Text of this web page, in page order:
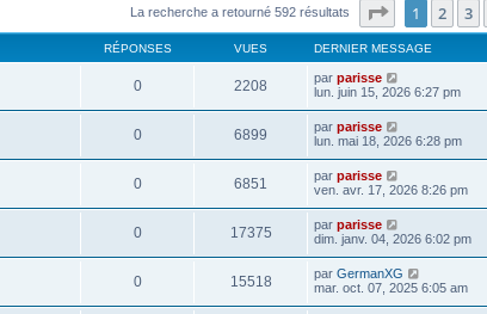
La recherche a retourné 592 résultats Page sur12
1 2 3
RÉPONSES VUES DERNIER MESSAGE
0 2208 par parisse
lun. juin 15, 2026 6:27 pm
0 6899 par parisse
lun. mai 18, 2026 6:28 pm
0 6851 par parisse
ven. avr. 17, 2026 8:26 pm
0 17375 par parisse
dim. janv. 04, 2026 6:02 pm
0 15518 par GermanXG
mar. oct. 07, 2025 6:05 am